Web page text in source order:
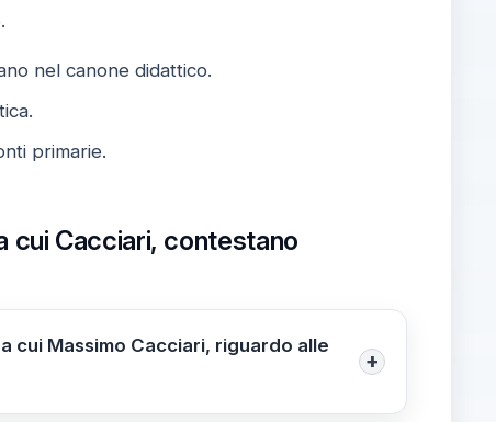
nel canone didattico.
primarie.
cui Cacciari, contestano
cui Massimo Cacciari, riguardo alle
+